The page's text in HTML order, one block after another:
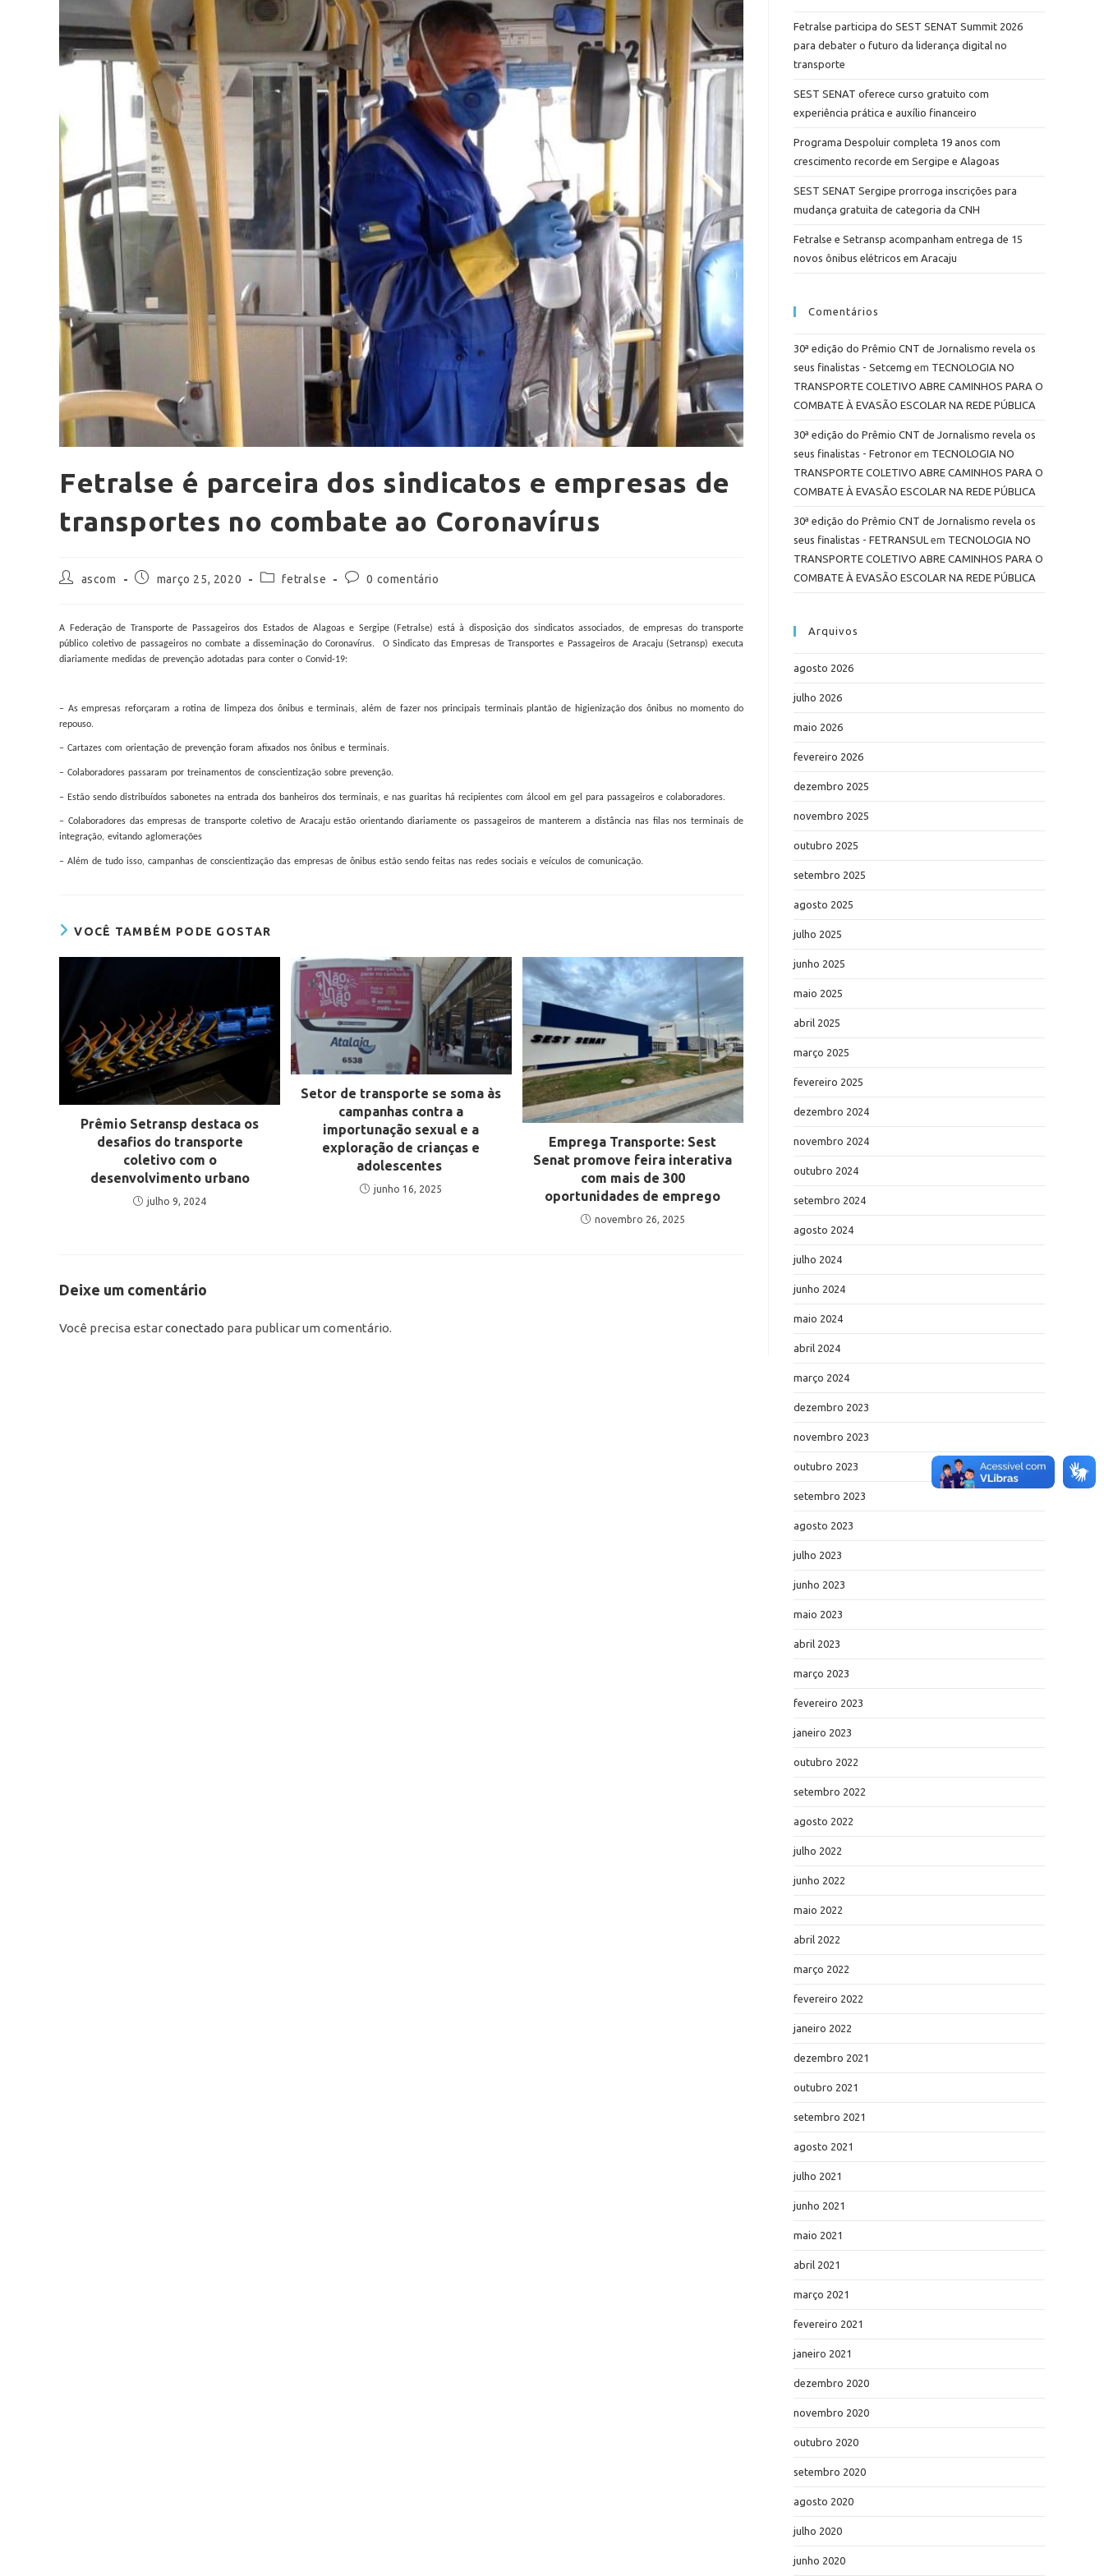
Fetralse é parceira dos sindicatos e empresas de
transportes no combate ao Coronavírus
ascom março 25, 2020 fetralse 0 comentário
A Federação de Transporte de Passageiros dos Estados de Alagoas e Sergipe (Fetralse) está à disposição dos sindicatos associados, de empresas do transporte
público coletivo de passageiros no combate a disseminação do Coronavírus. O Sindicato das Empresas de Transportes e Passageiros de Aracaju (Setransp) executa
diariamente medidas de prevenção adotadas para conter o Convid-19:
– As empresas reforçaram a rotina de limpeza dos ônibus e terminais, além de fazer nos principais terminais plantão de higienização dos ônibus no momento do
repouso.
– Cartazes com orientação de prevenção foram afixados nos ônibus e terminais.
– Colaboradores passaram por treinamentos de conscientização sobre prevenção.
– Estão sendo distribuídos sabonetes na entrada dos banheiros dos terminais, e nas guaritas há recipientes com álcool em gel para passageiros e colaboradores.
– Colaboradores das empresas de transporte coletivo de Aracaju estão orientando diariamente os passageiros de manterem a distância nas filas nos terminais de
integração, evitando aglomerações
– Além de tudo isso, campanhas de conscientização das empresas de ônibus estão sendo feitas nas redes sociais e veículos de comunicação.
VOCÊ TAMBÉM PODE GOSTAR
Prêmio Setransp destaca os
desafios do transporte
coletivo com o
desenvolvimento urbano
julho 9, 2024
Setor de transporte se soma às
campanhas contra a
importunação sexual e a
exploração de crianças e
adolescentes
junho 16, 2025
Emprega Transporte: Sest
Senat promove feira interativa
com mais de 300
oportunidades de emprego
novembro 26, 2025
Deixe um comentário
Você precisa estarconectado para publicar um comentário.
Fetralse participa do SEST SENAT Summit 2026
para debater o futuro da liderança digital no
transporte
SEST SENAT oferece curso gratuito com
experiência prática e auxílio financeiro
Programa Despoluir completa 19 anos com
crescimento recorde em Sergipe e Alagoas
SEST SENAT Sergipe prorroga inscrições para
mudança gratuita de categoria da CNH
Fetralse e Setransp acompanham entrega de 15
novos ônibus elétricos em Aracaju
Comentários
30ª edição do Prêmio CNT de Jornalismo revela os
seus finalistas - Setcemg em TECNOLOGIA NO
TRANSPORTE COLETIVO ABRE CAMINHOS PARA O
COMBATE À EVASÃO ESCOLAR NA REDE PÚBLICA
30ª edição do Prêmio CNT de Jornalismo revela os
seus finalistas - Fetronor em TECNOLOGIA NO
TRANSPORTE COLETIVO ABRE CAMINHOS PARA O
COMBATE À EVASÃO ESCOLAR NA REDE PÚBLICA
30ª edição do Prêmio CNT de Jornalismo revela os
seus finalistas - FETRANSUL em TECNOLOGIA NO
TRANSPORTE COLETIVO ABRE CAMINHOS PARA O
COMBATE À EVASÃO ESCOLAR NA REDE PÚBLICA
Arquivos
agosto 2026
julho 2026
maio 2026
fevereiro 2026
dezembro 2025
novembro 2025
outubro 2025
setembro 2025
agosto 2025
julho 2025
junho 2025
maio 2025
abril 2025
março 2025
fevereiro 2025
dezembro 2024
novembro 2024
outubro 2024
setembro 2024
agosto 2024
julho 2024
junho 2024
maio 2024
abril 2024
março 2024
dezembro 2023
novembro 2023
outubro 2023
setembro 2023
agosto 2023
julho 2023
junho 2023
maio 2023
abril 2023
março 2023
fevereiro 2023
janeiro 2023
outubro 2022
setembro 2022
agosto 2022
julho 2022
junho 2022
maio 2022
abril 2022
março 2022
fevereiro 2022
janeiro 2022
dezembro 2021
outubro 2021
setembro 2021
agosto 2021
julho 2021
junho 2021
maio 2021
abril 2021
março 2021
fevereiro 2021
janeiro 2021
dezembro 2020
novembro 2020
outubro 2020
setembro 2020
agosto 2020
julho 2020
junho 2020